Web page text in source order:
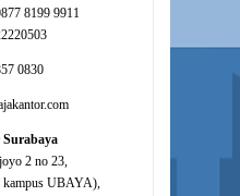
8199 9911
0830
2 no 23,
kampus UBAYA),